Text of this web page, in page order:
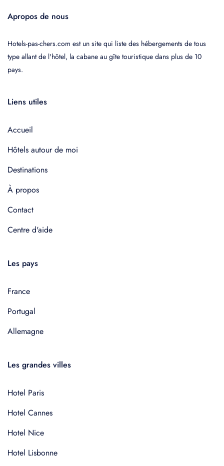
Apropos de nous
Hotels-pas-chers.com est un site qui liste des hébergements de tous
type allant de l'hôtel, la cabane au gîte touristique dans plus de 10
pays.
Liens utiles
Accueil
Hôtels autour de moi
Destinations
À propos
Contact
Centre d'aide
Les pays
France
Portugal
Allemagne
Les grandes villes
Hotel Paris
Hotel Cannes
Hotel Nice
Hotel Lisbonne